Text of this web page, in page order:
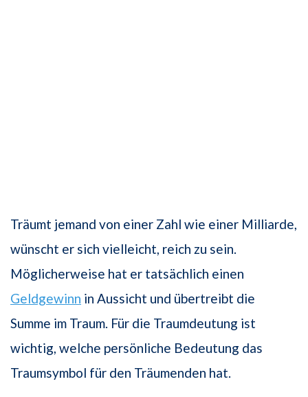
Träumt jemand von einer Zahl wie einer Milliarde,
wünscht er sich vielleicht, reich zu sein.
Möglicherweise hat er tatsächlich einen
Geldgewinn in Aussicht und übertreibt die
Summe im Traum. Für die Traumdeutung ist
wichtig, welche persönliche Bedeutung das
Traumsymbol für den Träumenden hat.